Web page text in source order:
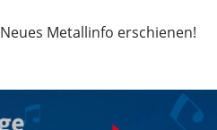
Neues Metallinfo erschienen!